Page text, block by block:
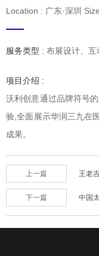
Location : 广东·深圳
服务类型 : 布展设计、互
项目介绍 :
沃利创意通过品牌符号
验,全面展示华润三九在
成果。
上一篇 王老
下一篇 中国